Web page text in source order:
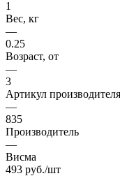
1
Вес, кг
—
0.25
Возраст, от
—
3
Артикул производителя
—
835
Производитель
—
Висма
493 руб./шт